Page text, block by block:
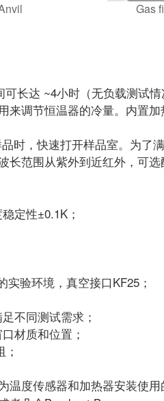
Gas
达 ~4小时（无负载测试
调节恒温器的冷量。内置
，快速打开样品室。为了
范围从紫外到近红外，可
定性±0.1K；
验环境，真空接口KF25；
不同测试需求；
材质和位置；
温度传感器和加热器安装使